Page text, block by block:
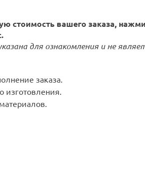
стоимость вашего заказа,
для ознакомления и не
заказа.
изготовления.